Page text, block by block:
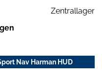
Zentrallager
Nav Harman HUD